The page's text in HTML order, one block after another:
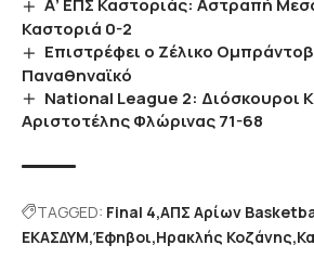
Καστοριά 0-2
Επιστρέφει ο Ζέλικο
Παναθηναϊκό
National League 2: Διόσκουροι
Αριστοτέλης Φλώρινας 71-68
TAGGED: Final 4 ΑΠΣ Αρίων
ΕΚΑΣΔΥΜ Έφηβοι Ηρακλής Κοζάνης